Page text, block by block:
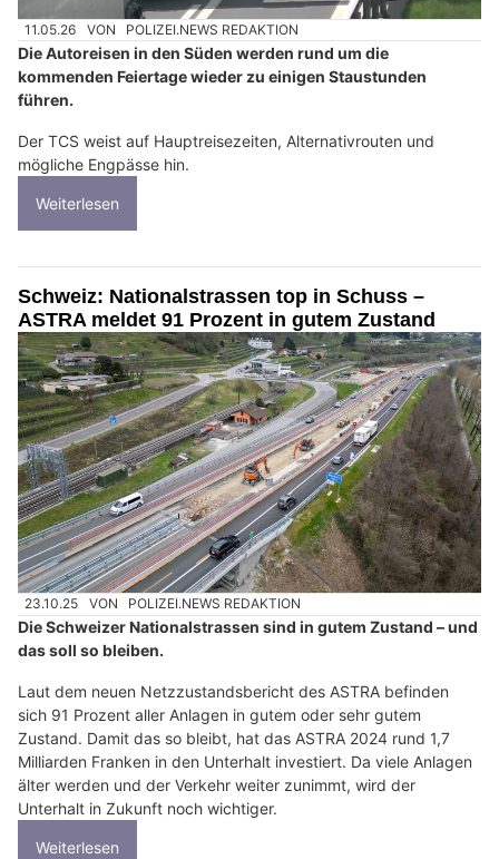
11.05.26 VON POLIZEI.NEWS REDAKTION
Die Autoreisen in den Süden werden rund um die
kommenden Feiertage wieder zu einigen Staustunden
führen.
Der TCS weist auf Hauptreisezeiten, Alternativrouten und
mögliche Engpässe hin.
Weiterlesen
Schweiz: Nationalstrassen top in Schuss –
ASTRA meldet 91 Prozent in gutem Zustand
23.10.25 VON POLIZEI.NEWS REDAKTION
Die Schweizer Nationalstrassen sind in gutem Zustand – und
das soll so bleiben.
Laut dem neuen Netzzustandsbericht des ASTRA befinden
sich 91 Prozent aller Anlagen in gutem oder sehr gutem
Zustand. Damit das so bleibt, hat das ASTRA 2024 rund 1,7
Milliarden Franken in den Unterhalt investiert. Da viele Anlagen
älter werden und der Verkehr weiter zunimmt, wird der
Unterhalt in Zukunft noch wichtiger.
Weiterlesen